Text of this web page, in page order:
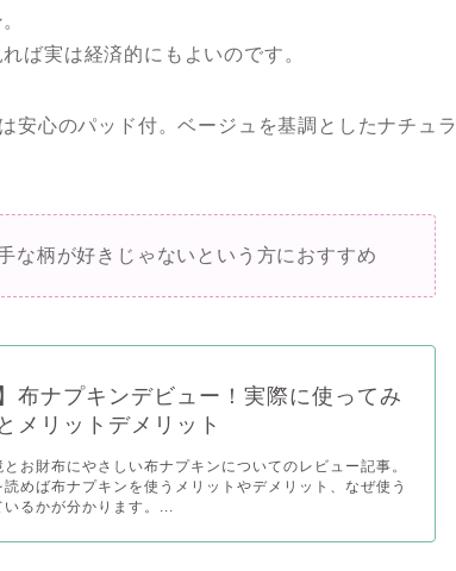
ば実は経済的にもよいのです。
安心のパッド付。ベージュを基調としたナチュラ
な柄が好きじゃないという方におすすめ
】布ナプキンデビュー！実際に使ってみ
メリットデメリット
お財布にやさしい布ナプキンについてのレビュー記事。
読めば布ナプキンを使うメリットやデメリット、なぜ使う
いるかが分かります。...